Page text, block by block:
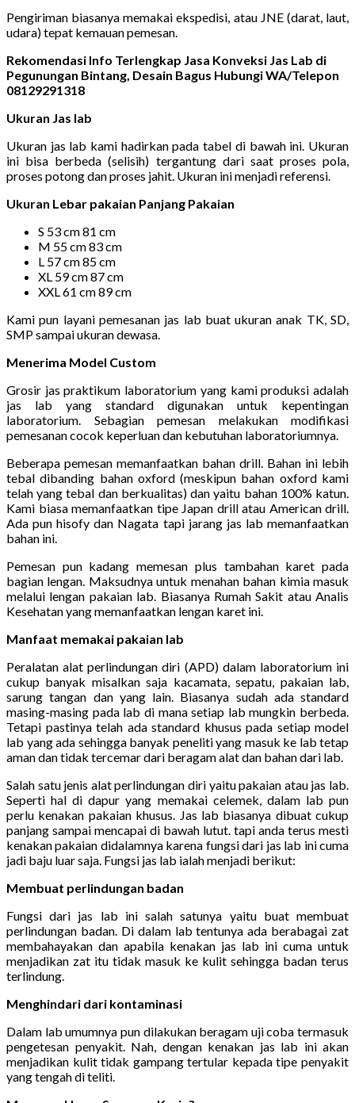
Pengiriman biasanya memakai ekspedisi, atau JNE (darat, laut,
udara) tepat kemauan pemesan.
Rekomendasi Info Terlengkap Jasa Konveksi Jas Lab di
Pegunungan Bintang, Desain Bagus Hubungi WA/Telepon
08129291318
Ukuran Jas lab
Ukuran jas lab kami hadirkan pada tabel di bawah ini. Ukuran
ini bisa berbeda (selisih) tergantung dari saat proses pola,
proses potong dan proses jahit. Ukuran ini menjadi referensi.
Ukuran Lebar pakaian Panjang Pakaian
S 53 cm 81 cm
M 55 cm 83 cm
L 57 cm 85 cm
XL 59 cm 87 cm
XXL 61 cm 89 cm
Kami pun layani pemesanan jas lab buat ukuran anak TK, SD,
SMP sampai ukuran dewasa.
Menerima Model Custom
Grosir jas praktikum laboratorium yang kami produksi adalah
jas lab yang standard digunakan untuk kepentingan
laboratorium. Sebagian pemesan melakukan modifikasi
pemesanan cocok keperluan dan kebutuhan laboratoriumnya.
Beberapa pemesan memanfaatkan bahan drill. Bahan ini lebih
tebal dibanding bahan oxford (meskipun bahan oxford kami
telah yang tebal dan berkualitas) dan yaitu bahan 100% katun.
Kami biasa memanfaatkan tipe Japan drill atau American drill.
Ada pun hisofy dan Nagata tapi jarang jas lab memanfaatkan
bahan ini.
Pemesan pun kadang memesan plus tambahan karet pada
bagian lengan. Maksudnya untuk menahan bahan kimia masuk
melalui lengan pakaian lab. Biasanya Rumah Sakit atau Analis
Kesehatan yang memanfaatkan lengan karet ini.
Manfaat memakai pakaian lab
Peralatan alat perlindungan diri (APD) dalam laboratorium ini
cukup banyak misalkan saja kacamata, sepatu, pakaian lab,
sarung tangan dan yang lain. Biasanya sudah ada standard
masing-masing pada lab di mana setiap lab mungkin berbeda.
Tetapi pastinya telah ada standard khusus pada setiap model
lab yang ada sehingga banyak peneliti yang masuk ke lab tetap
aman dan tidak tercemar dari beragam alat dan bahan dari lab.
Salah satu jenis alat perlindungan diri yaitu pakaian atau jas lab.
Seperti hal di dapur yang memakai celemek, dalam lab pun
perlu kenakan pakaian khusus. Jas lab biasanya dibuat cukup
panjang sampai mencapai di bawah lutut. tapi anda terus mesti
kenakan pakaian didalamnya karena fungsi dari jas lab ini cuma
jadi baju luar saja. Fungsi jas lab ialah menjadi berikut:
Membuat perlindungan badan
Fungsi dari jas lab ini salah satunya yaitu buat membuat
perlindungan badan. Di dalam lab tentunya ada berabagai zat
membahayakan dan apabila kenakan jas lab ini cuma untuk
menjadikan zat itu tidak masuk ke kulit sehingga badan terus
terlindung.
Menghindari dari kontaminasi
Dalam lab umumnya pun dilakukan beragam uji coba termasuk
pengetesan penyakit. Nah, dengan kenakan jas lab ini akan
menjadikan kulit tidak gampang tertular kepada tipe penyakit
yang tengah di teliti.